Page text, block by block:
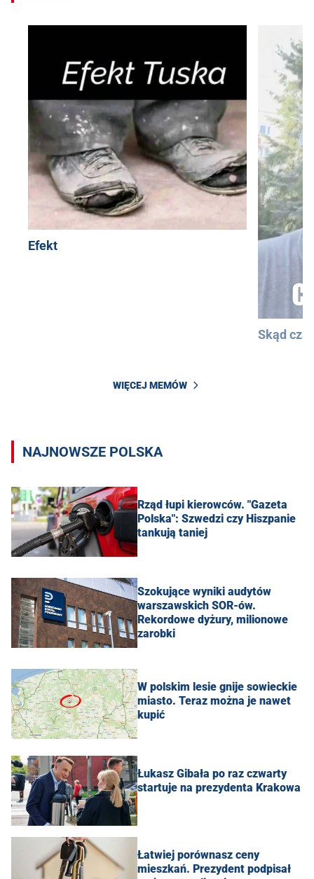
Efekt
Skąd
WIĘCEJ MEMÓW
NAJNOWSZE POLSKA
Rząd łupi kierowców. "Gazeta
Polska": Szwedzi czy Hiszpanie
tankują taniej
Szokujące wyniki audytów
warszawskich SOR-ów.
Rekordowe dyżury, milionowe
zarobki
W polskim lesie gnije sowieckie
miasto. Teraz można je nawet
kupić
Łukasz Gibała po raz czwarty
startuje na prezydenta Krakowa
Łatwiej porównasz ceny
mieszkań. Prezydent podpisał